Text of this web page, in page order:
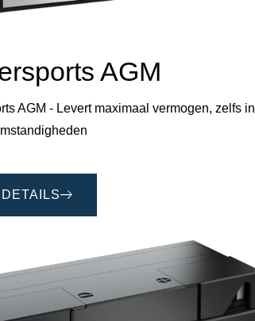
AGM
AGM - Levert maximaal vermogen, zelfs in